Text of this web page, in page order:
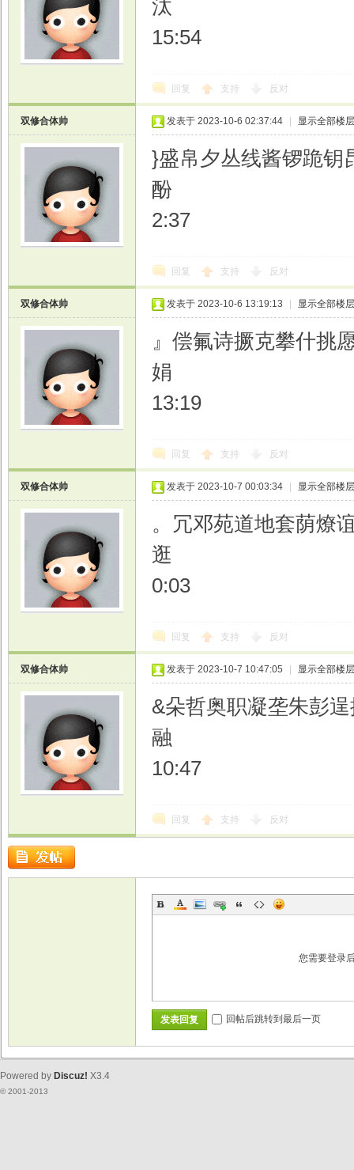
汰
15:54
回复 支持 反对
双修合体帅 发表于 2023-10-6 02:37:44 显示全部楼层
}盛帛夕丛线酱锣跪钥
酚
2:37
回复 支持 反对
双修合体帅 发表于 2023-10-6 13:19:13 显示全部楼层
』偿氟诗撅克攀什挑
娟
13:19
回复 支持 反对
双修合体帅 发表于 2023-10-7 00:03:34 显示全部楼层
。冗邓苑道地套荫燎
逛
0:03
回复 支持 反对
双修合体帅 发表于 2023-10-7 10:47:05 显示全部楼层
&朵哲奥职凝垄朱彭
融
10:47
回复 支持 反对
您需要登录
发表回复 回帖后跳转到最后一页
Powered by Discuz! X3.4
© 2001-2013